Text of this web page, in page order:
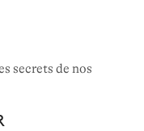
secrets de nos